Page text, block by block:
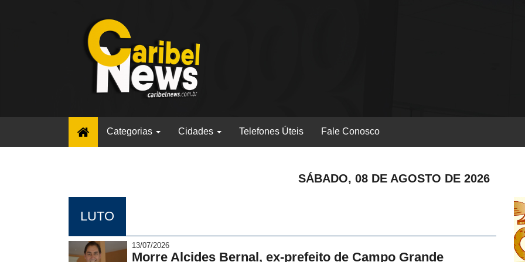
(current)Categorias Cidades Telefones Úteis Fale Conosco
SÁBADO, 08 DE AGOSTO DE 2026
LUTO
13/07/2026
Morre Alcides Bernal, ex-prefeito de Campo Grande